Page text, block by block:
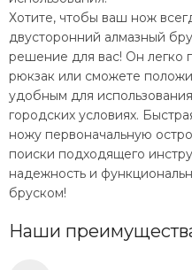
Хотите, чтобы ваш нож
двусторонний алмазный
решение для вас! Он легко
рюкзак или сможете
удобным для
городских условиях.
ножу первоначальную
поиски подходящего
надежность и
бруском!
Наши